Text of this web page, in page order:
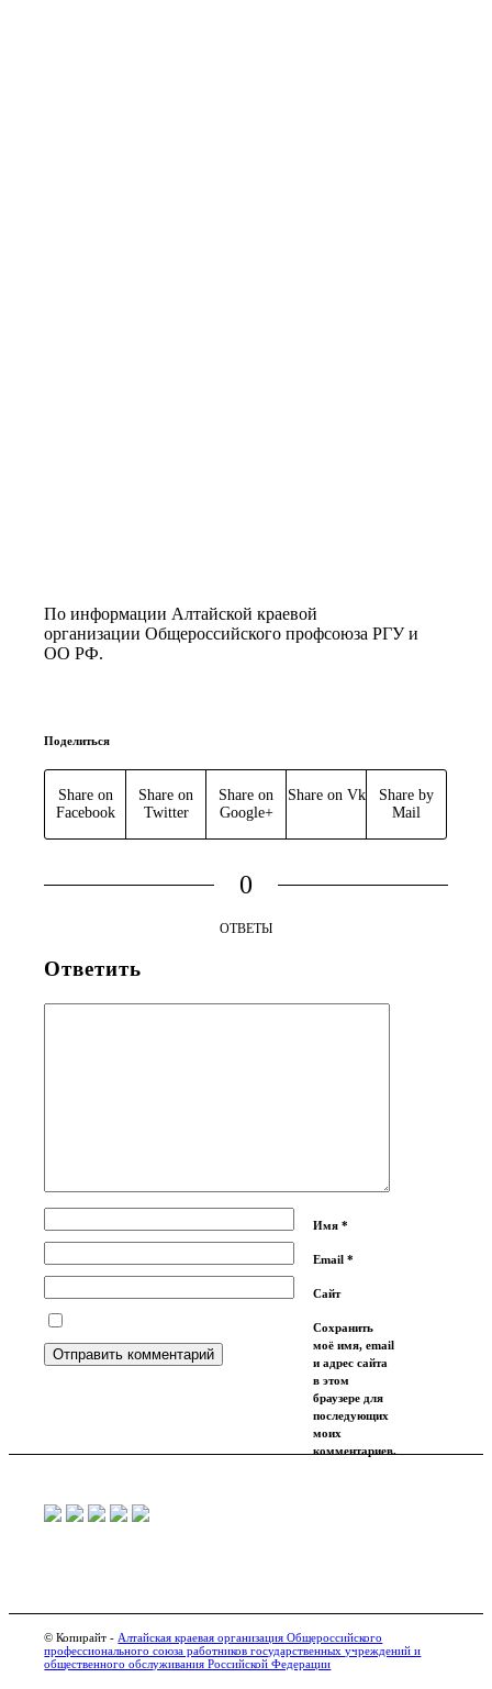
По информации Алтайской краевой
организации Общероссийского профсоюза РГУ и
ОО РФ.
Поделиться
Share on
Facebook
Share on
Twitter
Share on
Google+
Share on Vk
Share by
Mail
0
ОТВЕТЫ
Ответить
Имя*
Email*
Сайт
Сохранить
моё имя, email
и адрес сайта
в этом
браузере для
последующих
моих
комментариев.
© Копирайт - Алтайская краевая организация Общероссийского
профессионального союза работников государственных учреждений и
общественного обслуживания Российской Федерации